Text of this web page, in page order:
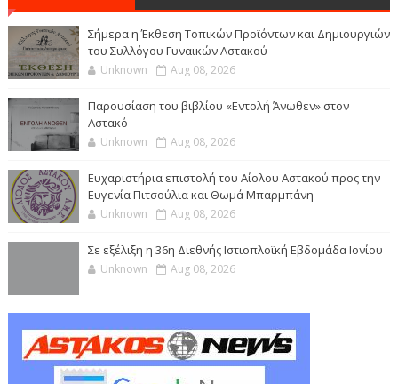
Σήμερα η Έκθεση Τοπικών Προϊόντων και Δημιουργιών
του Συλλόγου Γυναικών Αστακού
Unknown Aug 08, 2026
Παρουσίαση του βιβλίου «Εντολή Άνωθεν» στον
Αστακό
Unknown Aug 08, 2026
Ευχαριστήρια επιστολή του Αίολου Αστακού προς την
Ευγενία Πιτσούλια και Θωμά Μπαρμπάνη
Unknown Aug 08, 2026
Σε εξέλιξη η 36η Διεθνής Ιστιοπλοϊκή Εβδομάδα Ιονίου
Unknown Aug 08, 2026